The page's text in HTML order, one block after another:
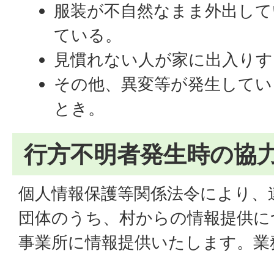
服装が不自然なまま外出し
ている。
見慣れない人が家に出入り
その他、異変等が発生して
とき。
行方不明者発生時の協
個人情報保護等関係法令により
団体のうち、村からの情報提供
事業所に情報提供いたします。